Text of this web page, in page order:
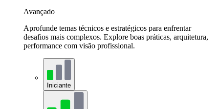
Avançado
Aprofunde temas técnicos e estratégicos para enfrentar
desafios mais complexos. Explore boas práticas, arquitetura,
performance com visão profissional.
Iniciante